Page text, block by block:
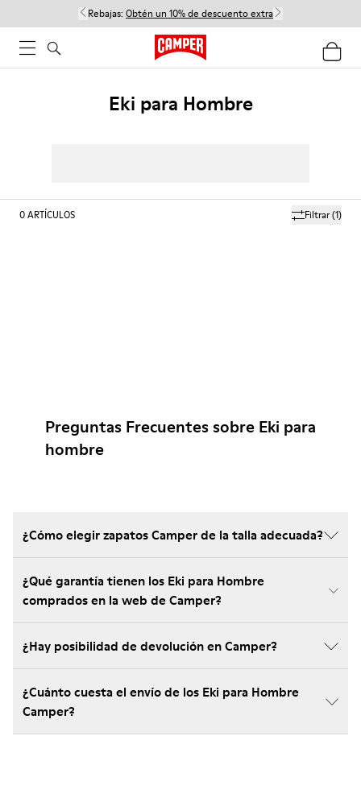
Rebajas: Obtén un 10% de descuento extra
Eki para Hombre
Filtrar(1)
0ARTÍCULOS
Preguntas Frecuentes sobre Eki para
hombre
¿Cómo elegir zapatos Camper de la talla adecuada?
¿Qué garantía tienen los Eki para Hombre
comprados en la web de Camper?
¿Hay posibilidad de devolución en Camper?
¿Cuánto cuesta el envío de los Eki para Hombre
Camper?